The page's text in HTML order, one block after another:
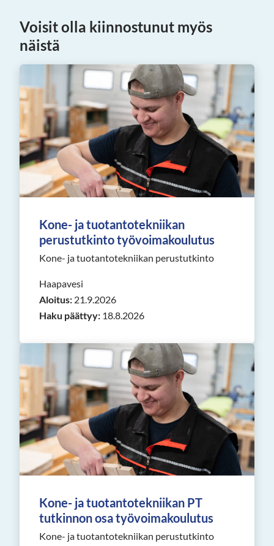
Voisit olla kiinnostunut myös
näistä
Kone- ja tuotantotekniikan
perustutkinto työvoimakoulutus
Kone- ja tuotantotekniikan perustutkinto
Haapavesi
Aloitus: 21.9.2026
Haku päättyy: 18.8.2026
Kone- ja tuotantotekniikan PT
tutkinnon osa työvoimakoulutus
Kone- ja tuotantotekniikan perustutkinto